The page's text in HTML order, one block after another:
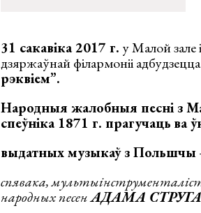
31 сакавіка 2017 г. у Малой
дзяржаўнай філармоніі
рэквіем”.
Народныя жалобныя песні з
спеўніка 1871 г. прагучаць ва
выдатных музыкаў з Польшчы
спявака,
народных песенАДАМА СТРУГА